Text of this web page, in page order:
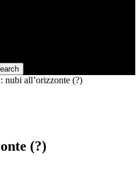
nubi all’orizzonte (?)
(?)